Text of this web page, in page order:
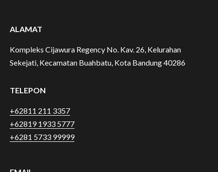
ALAMAT
Kompleks Cijawura Regency No. Kav. 26, Kelurahan
Sekejati, Kecamatan Buahbatu, Kota Bandung 40286
TELEPON
+62811 211 3357
+62819 1933 5777
+6281 5733 99999